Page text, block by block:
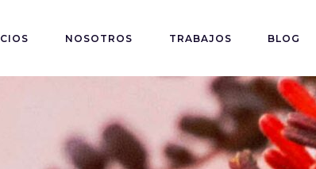
NOSOTROS TRABAJOS BLOG